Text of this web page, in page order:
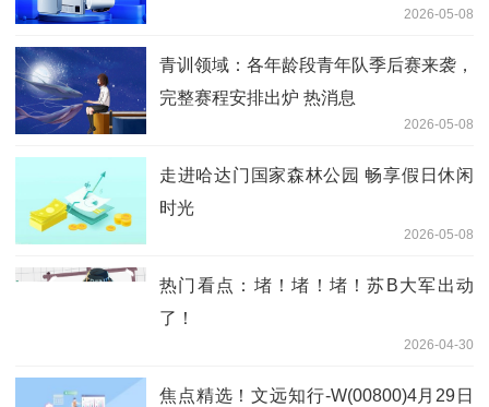
2026-05-08
青训领域：各年龄段青年队季后赛来袭，
完整赛程安排出炉 热消息
2026-05-08
走进哈达门国家森林公园 畅享假日休闲
时光
2026-05-08
热门看点：堵！堵！堵！苏B大军出动
了！
2026-04-30
焦点精选！文远知行-W(00800)4月29日